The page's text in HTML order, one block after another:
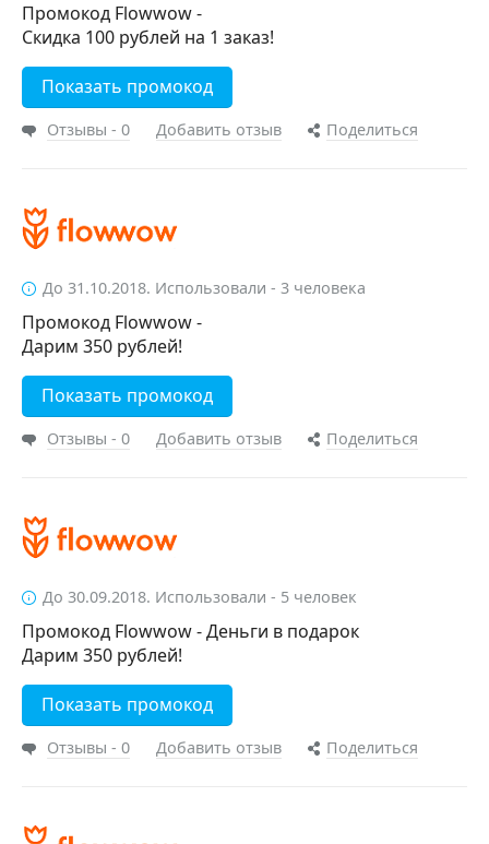
Промокод Flowwow -
Скидка 100 рублей на 1 заказ!
Показать промокод
Отзывы - 0 Добавить отзыв Поделиться
До 31.10.2018. Использовали - 3 человека
Промокод Flowwow -
Дарим 350 рублей!
Показать промокод
Отзывы - 0 Добавить отзыв Поделиться
До 30.09.2018. Использовали - 5 человек
Промокод Flowwow - Деньги в подарок
Дарим 350 рублей!
Показать промокод
Отзывы - 0 Добавить отзыв Поделиться